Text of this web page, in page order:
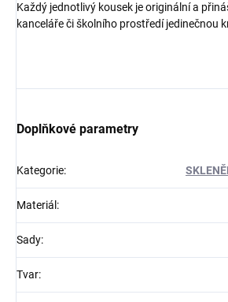
Každý jednotlivý kousek je originální a
kanceláře či školního prostředí jedinečnou
Doplňkové parametry
Kategorie:
Materiál :
Sady:
Tvar: